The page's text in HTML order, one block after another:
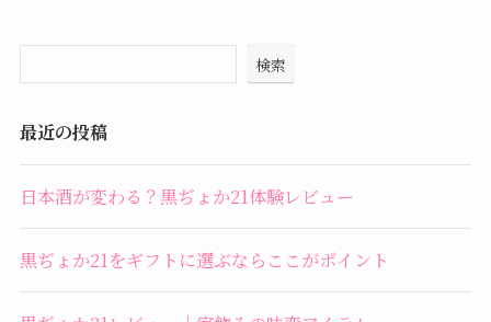
検索
最近の投稿
日本酒が変わる？黒ぢょか21体験レビュー
黒ぢょか21をギフトに選ぶならここがポイント